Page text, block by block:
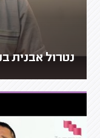
נטרול אבנית